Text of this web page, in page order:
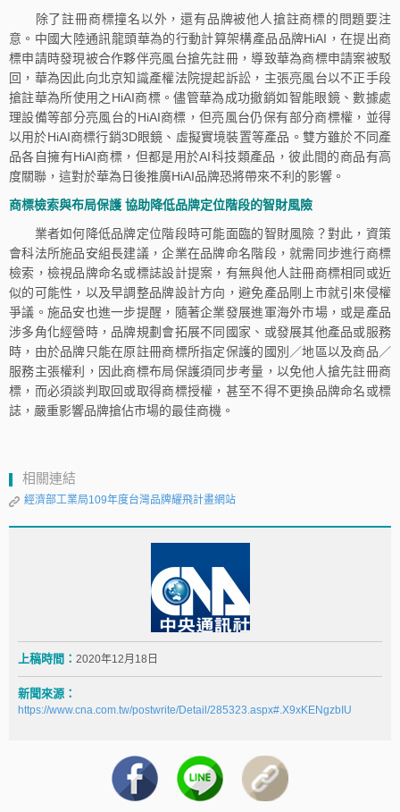
除了註冊商標撞名以外，還有品牌被他人搶註商標的問題要注
意。中國大陸通訊龍頭華為的行動計算架構產品品牌HiAI，在提出商
標申請時發現被合作夥伴亮風台搶先註冊，導致華為商標申請案被駁
回，華為因此向北京知識產權法院提起訴訟，主張亮風台以不正手段
搶註華為所使用之HiAI商標。儘管華為成功撤銷如智能眼鏡、數據處
理設備等部分亮風台的HiAI商標，但亮風台仍保有部分商標權，並得
以用於HiAI商標行銷3D眼鏡、虛擬實境裝置等產品。雙方雖於不同產
品各自擁有HiAI商標，但都是用於AI科技類產品，彼此間的商品有高
度關聯，這對於華為日後推廣HiAI品牌恐將帶來不利的影響。
商標檢索與布局保護 協助降低品牌定位階段的智財風險
業者如何降低品牌定位階段時可能面臨的智財風險？對此，資策
會科法所施品安組長建議，企業在品牌命名階段，就需同步進行商標
檢索，檢視品牌命名或標誌設計提案，有無與他人註冊商標相同或近
似的可能性，以及早調整品牌設計方向，避免產品剛上市就引來侵權
爭議。施品安也進一步提醒，隨著企業發展進軍海外市場，或是產品
涉多角化經營時，品牌規劃會拓展不同國家、或發展其他產品或服務
時，由於品牌只能在原註冊商標所指定保護的國別／地區以及商品／
服務主張權利，因此商標布局保護須同步考量，以免他人搶先註冊商
標，而必須談判取回或取得商標授權，甚至不得不更換品牌命名或標
誌，嚴重影響品牌搶佔市場的最佳商機。
相關連結
經濟部工業局109年度台灣品牌耀飛計畫網站
上稿時間： 2020年12月18日
新聞來源：
https://www.cna.com.tw/postwrite/Detail/285323.aspx#.X9xKENgzbIU